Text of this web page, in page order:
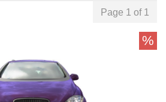
Page 1 of 1
%